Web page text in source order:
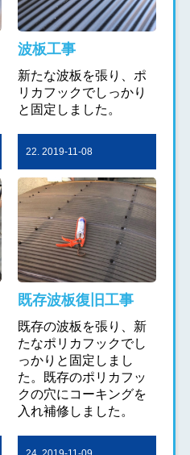
波板工事
新たな波板を張り、ポ
リカフックでしっかり
と固定しました。
22. 2019-11-08
既存波板復旧工事
既存の波板を張り、新
たなポリカフックでし
っかりと固定しまし
た。既存のポリカフッ
クの穴にコーキングを
入れ補修しました。